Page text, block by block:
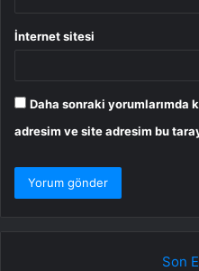
İnternet sitesi
Daha sonraki yorumlarımda
adresim ve site adresim bu
Son